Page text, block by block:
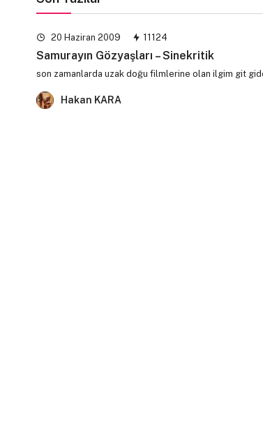
20 Haziran 2009 11124
Samurayın Gözyaşları – Sinekritik
son zamanlarda uzak doğu filmlerine olan ilgim git gide
Hakan KARA